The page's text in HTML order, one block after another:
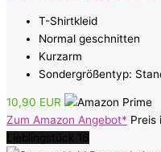
T-Shirtkleid
Normal geschnitten
Kurzarm
Sondergrößentyp:
10,90 EUR
Zum Amazon Angebot* Preis